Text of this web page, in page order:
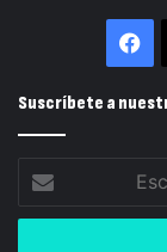
Suscríbete a
Escribe
tu
correo